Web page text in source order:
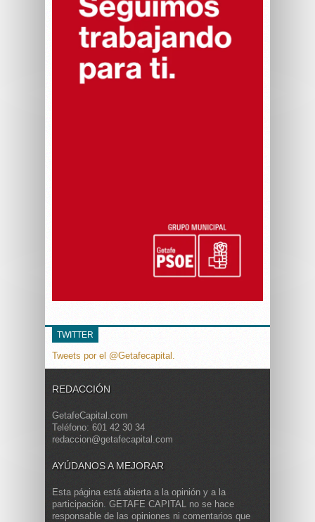
TWITTER
Tweets por el @Getafecapital.
REDACCIÓN
GetafeCapital.com
Teléfono: 601 42 30 34
redaccion@getafecapital.com
AYÚDANOS A MEJORAR
Esta página está abierta a la opinión y a la
participación. GETAFE CAPITAL no se hace
responsable de las opiniones ni comentarios que